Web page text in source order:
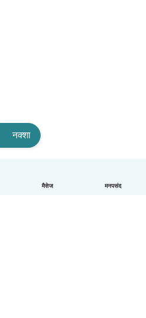
मैसेज मनपसंद
नक्शा